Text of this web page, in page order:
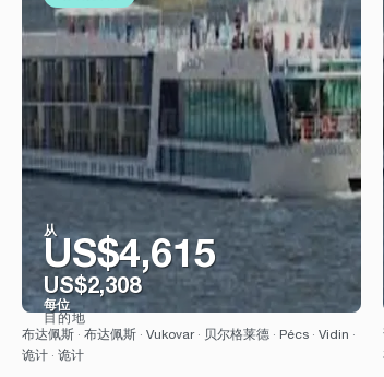
从
US$4,615
US$2,308
每位
看到
目的地
布达佩斯 · 布达佩斯 · Vukovar · 贝尔格莱德 · Pécs · Vidin ·
诡计 · 诡计